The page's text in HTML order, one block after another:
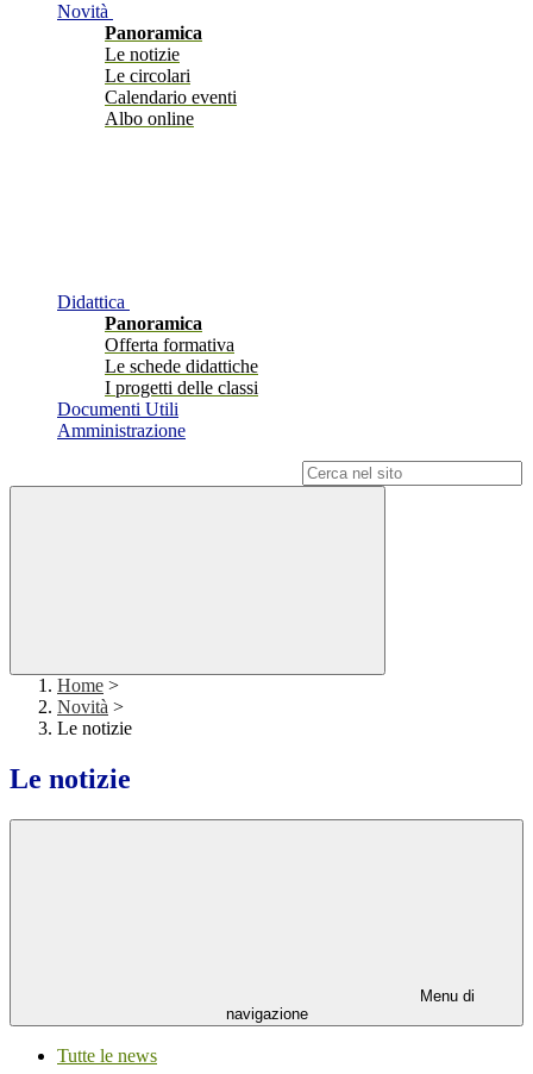
Novità
Panoramica
Le notizie
Le circolari
Calendario eventi
Albo online
Didattica
Panoramica
Offerta formativa
Le schede didattiche
I progetti delle classi
Documenti Utili
Amministrazione
Home >
Novità >
Le notizie
Le notizie
Menu di
navigazione
Tutte le news